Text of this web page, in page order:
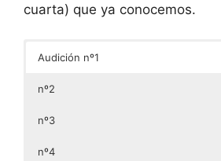
cuarta) que ya conocemos.
Audición nº1
nº2
nº3
nº4